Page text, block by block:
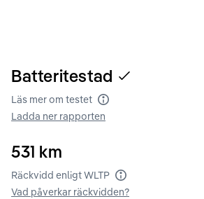
Batteritestad
Läs mer om testet Batteritest
Ladda ner rapporten
531 km
Räckvidd enligt WLTP Räckvidd enligt
Vad påverkar räckvidden?